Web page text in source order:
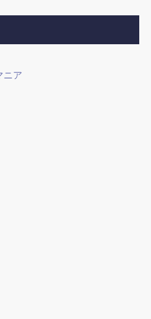
ニア